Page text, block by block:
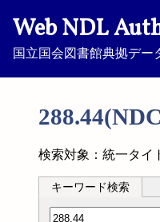
Web NDL
国立国会図書館典拠デー
検索対象：統一タイ
キーワード検索
分類記号検索